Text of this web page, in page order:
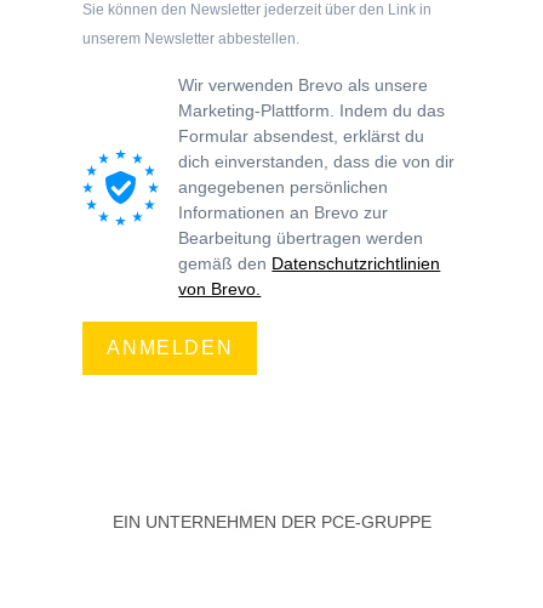
Sie können den Newsletter jederzeit über den Link in
unserem Newsletter abbestellen.
Wir verwenden Brevo als unsere
Marketing-Plattform. Indem du das
Formular absendest, erklärst du
dich einverstanden, dass die von dir
angegebenen persönlichen
Informationen an Brevo zur
Bearbeitung übertragen werden
gemäß den Datenschutzrichtlinien
von Brevo.
ANMELDEN
EIN UNTERNEHMEN DER PCE-GRUPPE